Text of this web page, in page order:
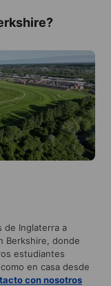
de Inglaterra a
Berkshire, donde
estudiantes
en casa desde
con nosotros